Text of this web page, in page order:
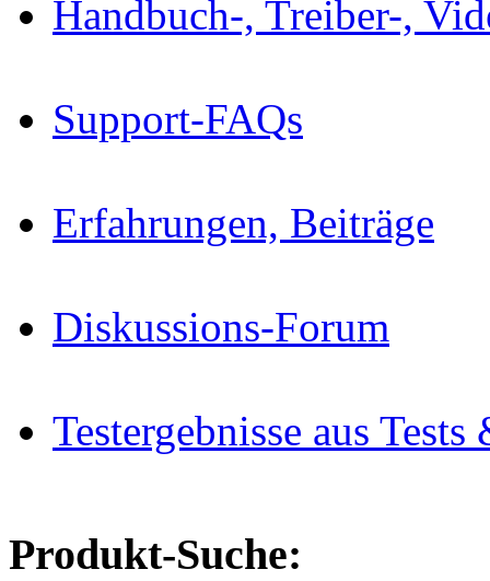
Handbuch-, Treiber-,
Support-FAQs
Erfahrungen, Beiträge
Diskussions-Forum
Testergebnisse aus
Produkt-Suche: